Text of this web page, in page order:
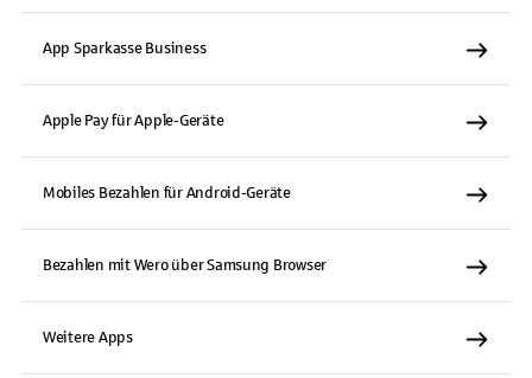
App Sparkasse Business
Apple Pay für Apple-Geräte
Mobiles Bezahlen für Android-Geräte
Bezahlen mit Wero über Samsung Browser
Weitere Apps